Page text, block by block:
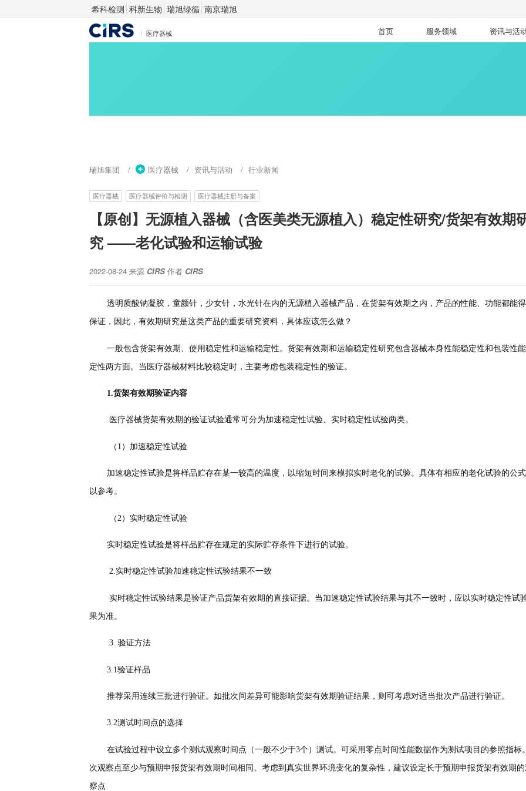
希科检测 科新生物 瑞旭绿循 南京瑞旭
医疗器械 首页 服务领域 资讯与活
瑞旭集团 医疗器械 资讯与活动 行业新闻
医疗器械 医疗器械评价与检测 医疗器械注册与备案
【原创】无源植入器械（含医美类无源植入）稳定性研究/货架有效期
究 ——老化试验和运输试验
2022-08-24 来源 CIRS 作者 CIRS
透明质酸钠凝胶，童颜针，少女针，水光针在内的无源植入器械产品，在货架有效期之内，产品的性能、功能都能
保证，因此，有效期研究是这类产品的重要研究资料，具体应该怎么做？
一般包含货架有效期、使用稳定性和运输稳定性。货架有效期和运输稳定性研究包含器械本身性能稳定性和包装性
定性两方面。当医疗器械材料比较稳定时，主要考虑包装稳定性的验证。
1.货架有效期验证内容
医疗器械货架有效期的验证试验通常可分为加速稳定性试验、 实时稳定性试验两类。
（1） 加速稳定性试验
加速稳定性试验是将样品贮存在某一较高的温度，以缩短时间来模拟实时老化的试验。具体有相应的老化试验的公
以参考。
（2） 实时稳定性试验
实时稳定性试验是将样品贮存在规定的实际贮存条件下进行的试验。
2.实时稳定性试验加速稳定性试验结果不一致
实时稳定性试验结果是验证产品货架有效期的直接证据。当加速稳定性试验结果与其不一致时， 应 以实时稳定性试
果为准。
3. 验证方法
3.1验证样品
推荐采用连续三批进行验证。如批次间差异可能影响货架有效期验证结果，则可考虑对适当批次产品进行验证。
3.2测试时间点的选择
在试验过程中设立多个测试观察时间点（一般不少于3个）测试。可采用零点时间性能数据作为测试项目的参照指标
次观察点至少与预期申报货架有效期时间相同。考虑到真实世界环境变化的复杂性，建议设定长于预期申报货架有效期
察点